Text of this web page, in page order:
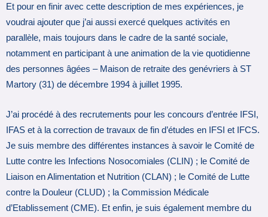
Et pour en finir avec cette description de mes expériences, je
voudrai ajouter que j’ai aussi exercé quelques activités en
parallèle, mais toujours dans le cadre de la santé sociale,
notamment en participant à une animation de la vie quotidienne
des personnes âgées – Maison de retraite des genévriers à ST
Martory (31) de décembre 1994 à juillet 1995.
J’ai procédé à des recrutements pour les concours d’entrée IFSI,
IFAS et à la correction de travaux de fin d’études en IFSI et IFCS.
Je suis membre des différentes instances à savoir le Comité de
Lutte contre les Infections Nosocomiales (CLIN) ; le Comité de
Liaison en Alimentation et Nutrition (CLAN) ; le Comité de Lutte
contre la Douleur (CLUD) ; la Commission Médicale
d’Etablissement (CME). Et enfin, je suis également membre du